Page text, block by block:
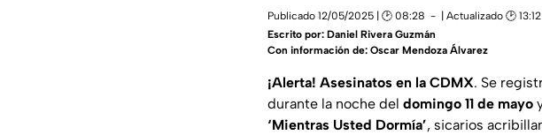
Publicado 12/05/2025 | 🕑 08:28 | Actualizado 🕑 13:12
Escrito por: Daniel Rivera Guzmán
Con información de: Oscar Mendoza Álvarez
¡Alerta! Asesinatos en la CDMX. Se
durante la noche del domingo 11 de mayo
‘Mientras Usted Dormía’, sicarios